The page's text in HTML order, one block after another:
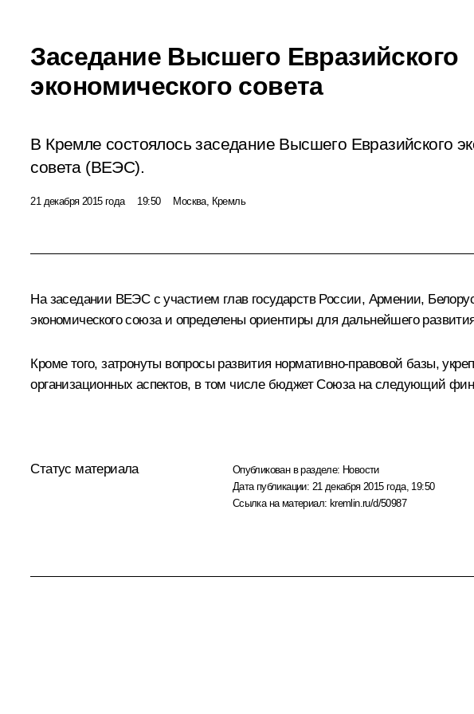
Заседание Высшего Евразийского
экономического совета
В Кремле состоялось заседание Высшего Евразийского
совета (ВЕЭС).
21 декабря 2015 года 19:50 Москва, Кремль
На заседании ВЕЭС с участием глав государств России, Армении,
экономического союзаи определены ориентиры для дальнейшего
Кроме того, затронуты вопросы развития нормативно-правовой базы,
организационных аспектов, в том числе бюджет Союза на следующий
Статус материала Опубликован в разделе: Новости
Дата публикации: 21 декабря 2015 года, 19:50
Ссылка на материал: kremlin.ru/d/50987